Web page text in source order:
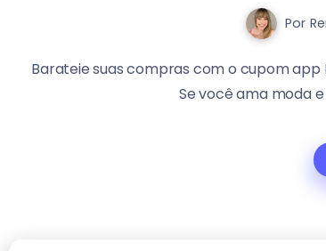
Por
Barateie suas compras com o cupom
Se você ama moda